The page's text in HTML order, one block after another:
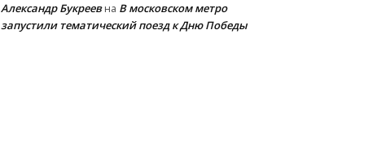
Александр Букреевна В московском метро
запустили тематический поезд к Дню Победы